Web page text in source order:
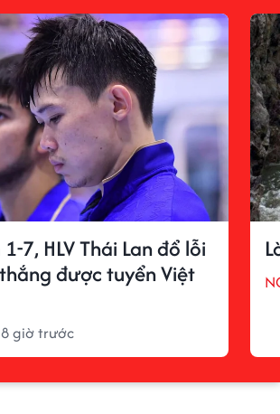
7, HLV Thái Lan đổ lỗi
được tuyển Việt
8 giờ trước